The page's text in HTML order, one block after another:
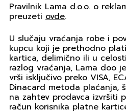
Pravilnik Lama d.o.o. o
preuzeti ovde.
U slučaju vraćanja robe i
kupcu koji je prethodno
kartica, delimično ili u
razlog vraćanja, Lama doo
vrši isključivo preko VISA,
Dinacard metoda plaćanja,
na zahtev prodavca izvršiti
račun korisnika platne